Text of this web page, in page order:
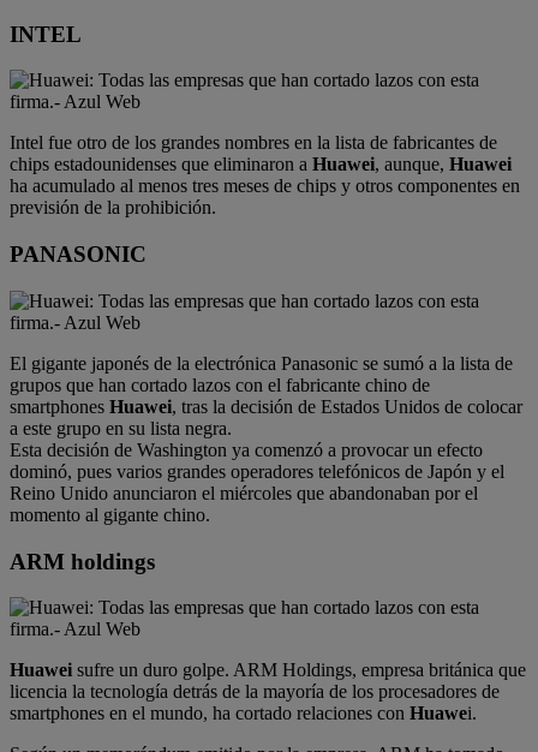
INTEL
Intel fue otro de los grandes nombres en la lista de fabricantes de
chips estadounidenses que eliminaron a Huawei, aunque, Huawei
ha acumulado al menos tres meses de chips y otros componentes en
previsión de la prohibición.
PANASONIC
El gigante japonés de la electrónica Panasonic se sumó a la lista de
grupos que han cortado lazos con el fabricante chino de
smartphones Huawei, tras la decisión de Estados Unidos de colocar
a este grupo en su lista negra.
Esta decisión de Washington ya comenzó a provocar un efecto
dominó, pues varios grandes operadores telefónicos de Japón y el
Reino Unido anunciaron el miércoles que abandonaban por el
momento al gigante chino.
ARM holdings
Huawei sufre un duro golpe. ARM Holdings, empresa británica que
licencia la tecnología detrás de la mayoría de los procesadores de
smartphones en el mundo, ha cortado relaciones con Huawei.